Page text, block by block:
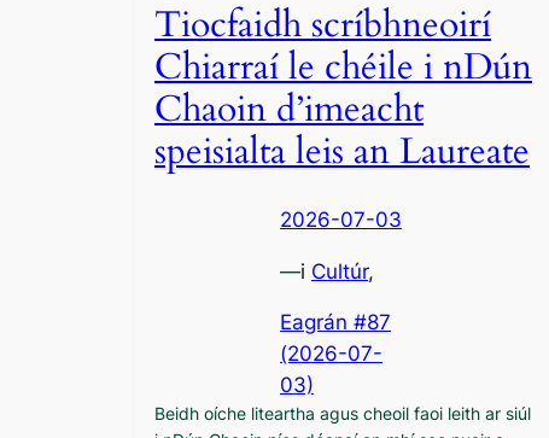
Tiocfaidh scríbhneoirí
Chiarraí le chéile i nDún
Chaoin d’imeacht
speisialta leis an Laureate
2026-07-03
—i Cultúr,
Eagrán #87
(2026-07-
03)
Beidh oíche liteartha agus cheoil faoi leith ar siúl